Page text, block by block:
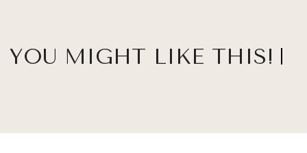
YOU MIGHT LIKE THIS!